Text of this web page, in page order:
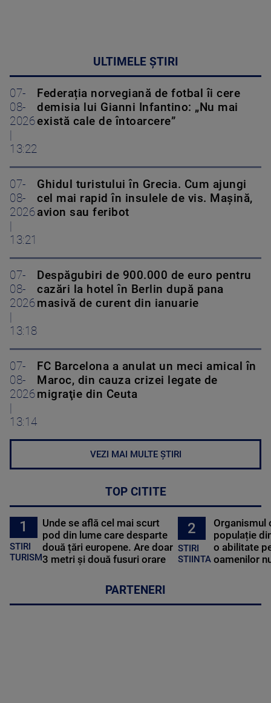
ULTIMELE ȘTIRI
07-
08-
2026
13:22
Federația norvegiană de fotbal îi cere
demisia lui Gianni Infantino: „Nu mai
există cale de întoarcere”
07-
08-
2026
13:21
Ghidul turistului în Grecia. Cum ajungi
cel mai rapid în insulele de vis. Mașină,
avion sau feribot
07-
08-
2026
13:18
Despăgubiri de 900.000 de euro pentru
cazări la hotel în Berlin după pana
masivă de curent din ianuarie
07-
08-
2026
13:14
FC Barcelona a anulat un meci amical în
Maroc, din cauza crizei legate de
migraţie din Ceuta
VEZI MAI MULTE ȘTIRI
TOP CITITE
1
STIRI
TURISM
Unde se află cel mai scurt
pod din lume care desparte
două țări europene. Are doar
3 metri și două fusuri orare
2
STIRI
STIINTA
Organismul
populație
o abilitate
oamenilor
PARTENERI